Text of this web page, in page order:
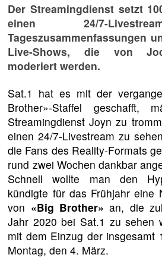
Der Streamingdienst setzt
einen 24/7-
Tageszusammenfassungen
Live-Shows, die von
moderiert werden.
Sat.1 hat es mit der
Brother»-Staffel geschafft,
Streamingdienst Joyn zu
einen 24/7-Livestream zu
die Fans des Reality-Formats
rund zwei Wochen dankbar
Schnell wollte man den
kündigte für das Frühjahr eine
von «Big Brother» an, die
Jahr 2020 bei Sat.1 zu sehen
mit dem Einzug der insgesamt
Montag, den 4. März.